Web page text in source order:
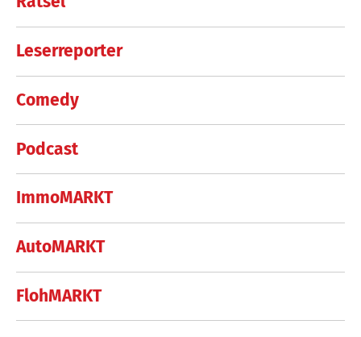
Leserreporter
Comedy
Podcast
ImmoMARKT
AutoMARKT
FlohMARKT